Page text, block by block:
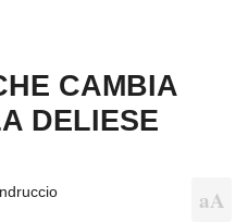
CAMBIA
DELIESE